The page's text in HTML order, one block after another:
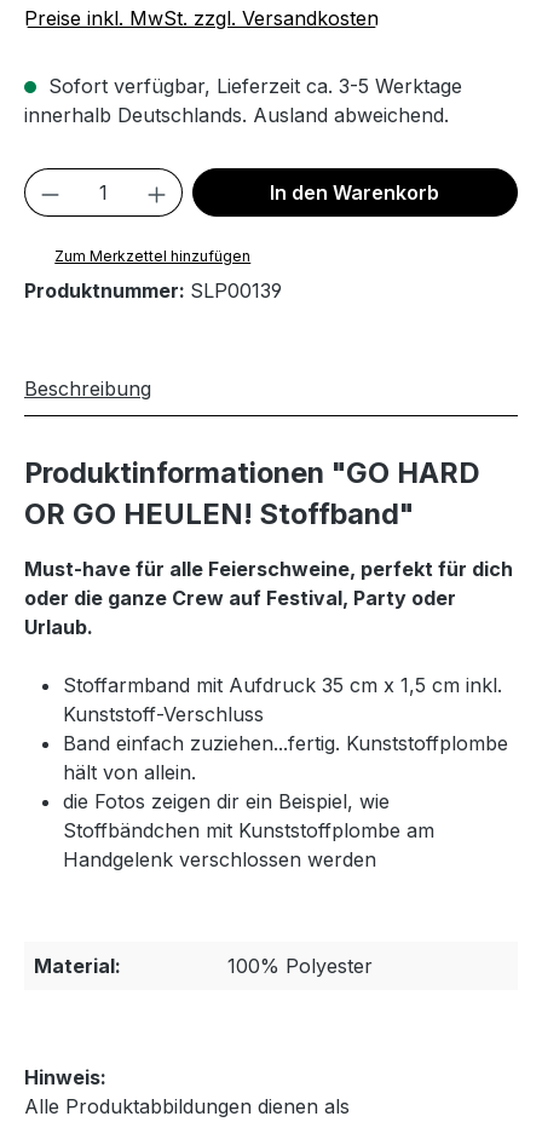
Hinweis:
Alle Produktabbildungen dienen als
Preise inkl. MwSt. zzgl. Versandkosten
Sofort verfügbar, Lieferzeit ca. 3-5 Werktage
innerhalb Deutschlands. Ausland abweichend.
Produkt Anzahl: Gib den gewünschten
In den Warenkorb
Zum Merkzettel hinzufügen
Produktnummer: SLP00139
Beschreibung
Produktinformationen "GO HARD
OR GO HEULEN! Stoffband"
Must-have für alle Feierschweine, perfekt für dich
oder die ganze Crew auf Festival, Party oder
Urlaub.
Stoffarmband mit Aufdruck 35 cm x 1,5 cm inkl.
Kunststoff-Verschluss
Band einfach zuziehen...fertig. Kunststoffplombe
hält von allein.
die Fotos zeigen dir ein Beispiel, wie
Stoffbändchen mit Kunststoffplombe am
Handgelenk verschlossen werden
Material: 100% Polyester